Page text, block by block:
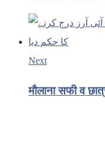
Next
मौलाना सफी व